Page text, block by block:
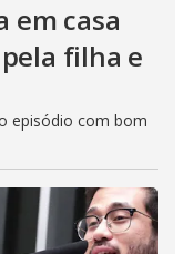
em casa
filha e
episódio com bom